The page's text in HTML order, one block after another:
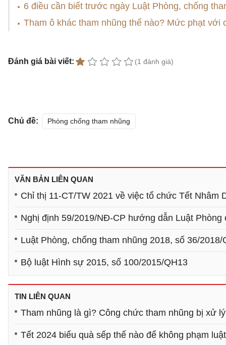
6 điều cần biết trước ngày Luật Phòng, chống
Tham ô khác tham nhũng thế nào? Mức phạt với
Đánh giá bài viết: (1 đánh giá)
Chủ đề: Phòng chống tham nhũng
VĂN BẢN LIÊN QUAN
Chỉ thị 11-CT/TW 2021 về việc tổ chức Tết Nhâm
Nghị định 59/2019/NĐ-CP hướng dẫn Luật Phòng
Luật Phòng, chống tham nhũng 2018, số 36/2018/
Bộ luật Hình sự 2015, số 100/2015/QH13
TIN LIÊN QUAN
Tham nhũng là gì? Công chức tham nhũng bị xử
Tết 2024 biếu quà sếp thế nào để không phạm